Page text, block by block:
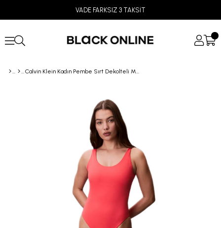
VADE FARKSIZ 3 TAKSİT
Calvin Klein Kadın Pembe Sırt Dekolteli Mayo LV00Q61205